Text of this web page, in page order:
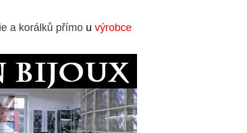
a korálků přímo u výrobce